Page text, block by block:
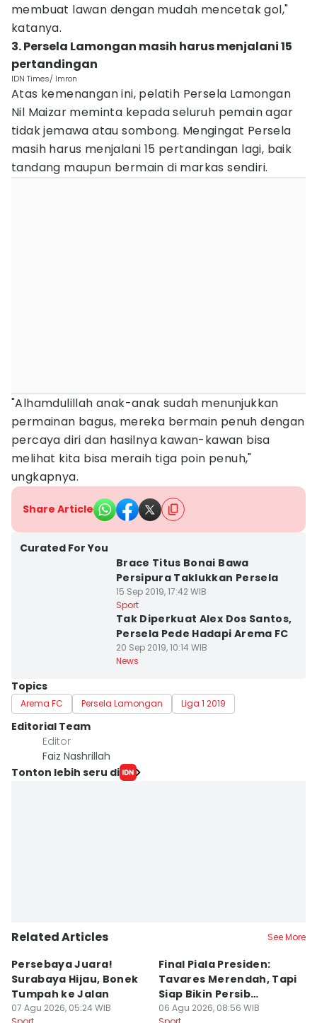
membuat lawan dengan mudah mencetak gol,"
katanya.
3. Persela Lamongan masih harus menjalani 15
pertandingan
IDN Times/ Imron
Atas kemenangan ini, pelatih Persela Lamongan
Nil Maizar meminta kepada seluruh pemain agar
tidak jemawa atau sombong. Mengingat Persela
masih harus menjalani 15 pertandingan lagi, baik
tandang maupun bermain di markas sendiri.
"Alhamdulillah anak-anak sudah menunjukkan
permainan bagus, mereka bermain penuh dengan
percaya diri dan hasilnya kawan-kawan bisa
melihat kita bisa meraih tiga poin penuh,"
ungkapnya.
Share Article
Curated For You
Brace Titus Bonai Bawa
Persipura Taklukkan Persela
15 Sep 2019, 17:42 WIB
Sport
Tak Diperkuat Alex Dos Santos,
Persela Pede Hadapi Arema FC
20 Sep 2019, 10:14 WIB
News
Topics
Arema FC Persela Lamongan Liga 1 2019
Editorial Team
Editor
Faiz Nashrillah
Tonton lebih seru di
Related Articles See More
Persebaya Juara!
Surabaya Hijau, Bonek
Tumpah ke Jalan
07 Agu 2026, 05:24 WIB
Final Piala Presiden:
Tavares Merendah, Tapi
Siap Bikin Persib
Tumbang
06 Agu 2026, 08:56 WIB